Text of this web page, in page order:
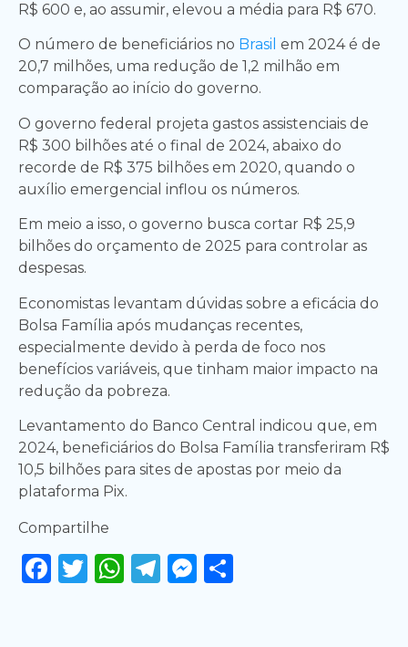
R$ 600 e, ao assumir, elevou a média para R$ 670.
O número de beneficiários no Brasil em 2024 é de
20,7 milhões, uma redução de 1,2 milhão em
comparação ao início do governo.
O governo federal projeta gastos assistenciais de
R$ 300 bilhões até o final de 2024, abaixo do
recorde de R$ 375 bilhões em 2020, quando o
auxílio emergencial inflou os números.
Em meio a isso, o governo busca cortar R$ 25,9
bilhões do orçamento de 2025 para controlar as
despesas.
Economistas levantam dúvidas sobre a eficácia do
Bolsa Família após mudanças recentes,
especialmente devido à perda de foco nos
benefícios variáveis, que tinham maior impacto na
redução da pobreza.
Levantamento do Banco Central indicou que, em
2024, beneficiários do Bolsa Família transferiram R$
10,5 bilhões para sites de apostas por meio da
plataforma Pix.
Compartilhe
Facebook
Twitter
WhatsApp
Telegram
Messenger